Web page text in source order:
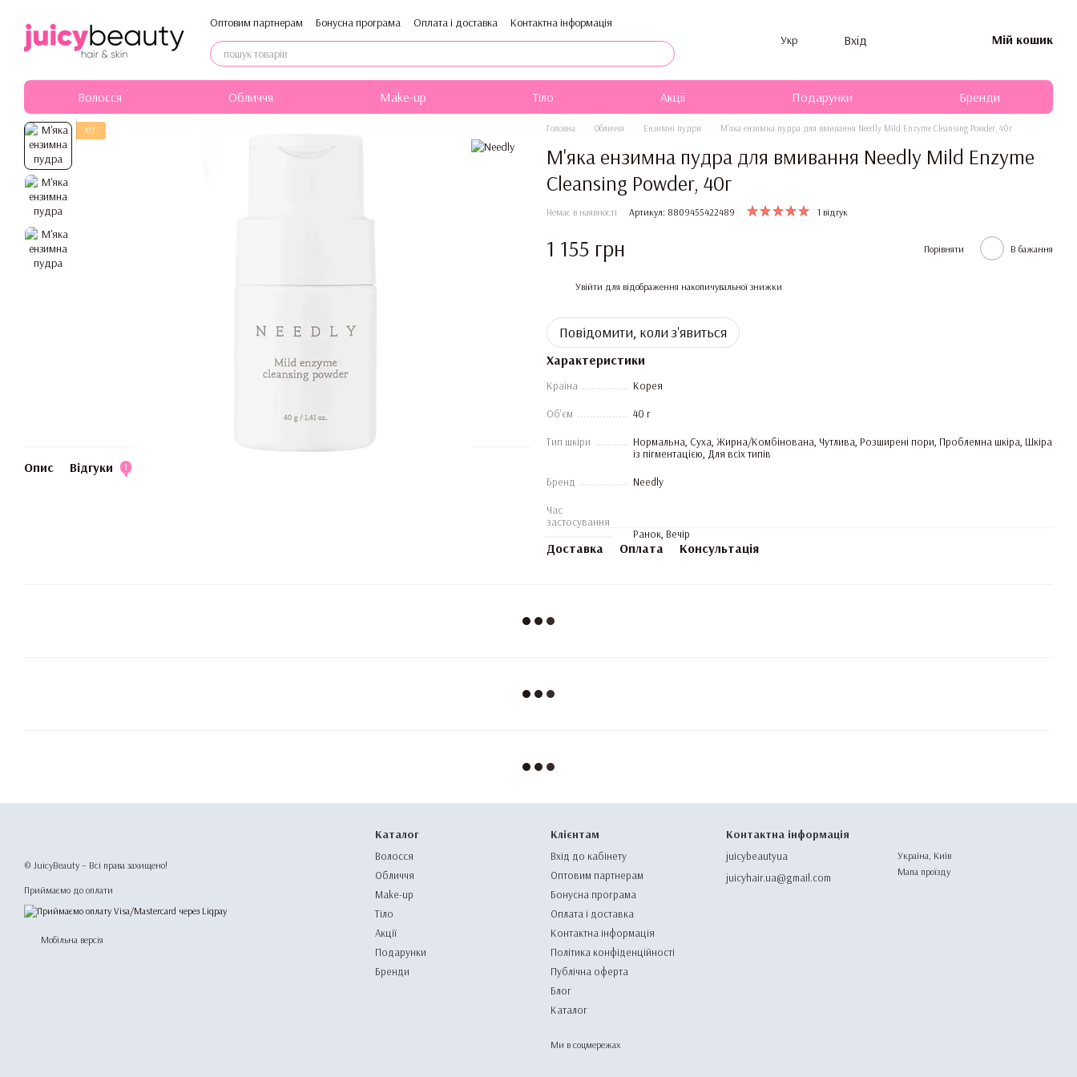
Оптовим партнерам Бонусна програма Оплата і доставка
Контактна інформація
Політика конфіденційності
Публічна оферта Блог Каталог Укр Вхід Мій кошик
Волосся Обличчя Make-up Тіло Акції Подарунки Бренди
ХІТ
Опис Відгуки 1
Головна Обличчя Ензимні пудри М'яка ензимна пудра для вмивання Needly Mild Enzyme Cleansing Powder, 40г
М'яка ензимна пудра для вмивання Needly Mild Enzyme
Cleansing Powder, 40г
Немає в наявності Артикул: 8809455422489 1 відгук
1 155 грн Порівняти В бажання
Увійти для відображення накопичувальної знижки
Повідомити, коли з'явиться
Характеристики
Країна Корея
Об'єм 40 г
Тип шкіри
Нормальна, Суха, Жирна/Комбінована, Чутлива, Розширені пори, Проблемна шкіра, Шкіра
із пігментацією, Для всіх типів
Бренд Needly
Час
застосування
Ранок, Вечір
Доставка Оплата Консультація
© JuicyBeauty – Всі права захищено!
Приймаємо до оплати
Мобільна версія
Каталог
Волосся
Обличчя
Make-up
Тіло
Акції
Подарунки
Бренди
Клієнтам
Вхід до кабінету
Оптовим партнерам
Бонусна програма
Оплата і доставка
Контактна інформація
Політика конфіденційності
Публічна оферта
Блог
Каталог
Ми в соцмережах
Контактна інформація
juicybeautyua
juicyhair.ua@gmail.com
Україна, Київ
Мапа проїзду